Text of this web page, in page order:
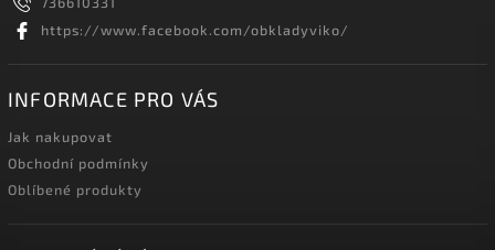
https://www.facebook.com/obkladyviko/
INFORMACE PRO VÁS
Jak nakupovat
Obchodní podmínky
Oblíbené produkty